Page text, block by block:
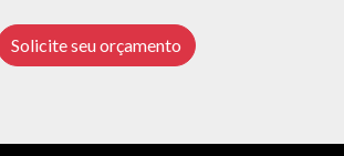
Solicite seu orçamento